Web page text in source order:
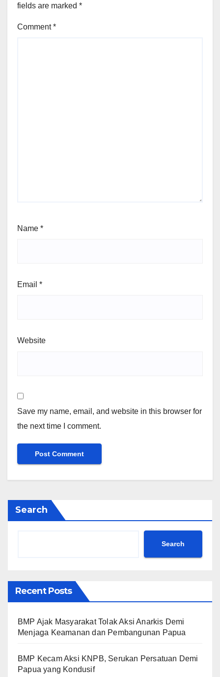
fields are marked *
Comment*
Name *
Email *
Website
Save my name, email, and website in this browser for
the next time I comment.
Search
Search
Recent Posts
BMP Ajak Masyarakat Tolak Aksi Anarkis Demi
Menjaga Keamanan dan Pembangunan Papua
BMP Kecam Aksi KNPB, Serukan Persatuan Demi
Papua yang Kondusif